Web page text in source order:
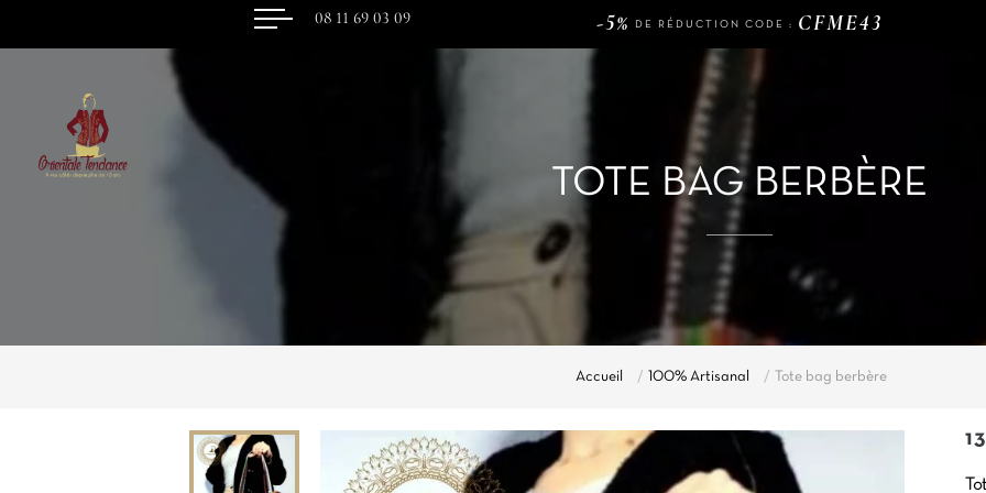
-5% DE RÉDUCTION CODE : CFME43
LIVRAISON GRATUITE DÈS
DE RÉDUCTION CODE :
08 11 69 03 09
TOTE BAG BERBÈRE
Accueil 100% Artisanal Tote bag berbère